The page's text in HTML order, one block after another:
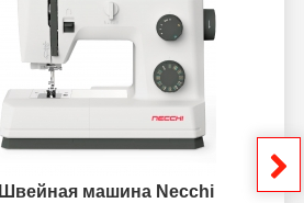
Швейная машина Necchi